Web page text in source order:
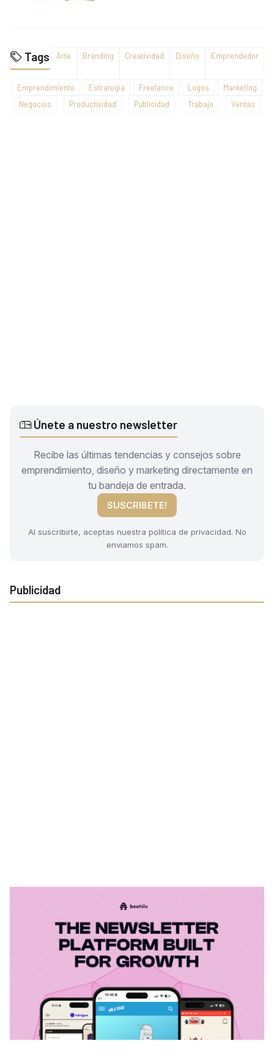
Tags Arte Branding Creatividad Diseño Emprendedor
Emprendimiento Estrategia Freelance Logos
Marketing
Negocios
Productividad Publicidad Trabajo Ventas
Únete a nuestro newsletter
Recibe las últimas tendencias y consejos sobre
emprendimiento, diseño y marketing directamente en
tu bandeja de entrada.
SUSCRIBETE!
Al suscribirte, aceptas nuestra política de privacidad. No
enviamos spam.
Publicidad